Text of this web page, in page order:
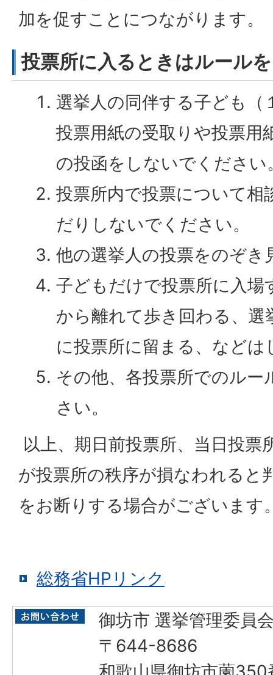
加を促すことにつながります。
投票所に入るときはルール
選挙人の同伴する子ども（
投票用紙の受取りや投票用
の投函をしないでください
投票所内で投票について相
だりしないでください。
他の選挙人の投票をのぞき
子どもだけで投票所に入場
から離れて歩き回わる、
に投票所に留まる、など
その他、各投票所でのル
さい。
以上、期日前投票所、当日投票
が投票所の秩序が損なわれると
をお断りする場合がございます
総務省HPリンク
御坊市 選挙管理委員
〒644-8686